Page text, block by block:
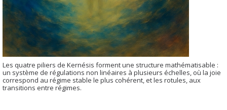
Les quatre piliers de Kernésis forment une structure mathématisable :
un système de régulations non linéaires à plusieurs échelles, où la joie
correspond au régime stable le plus cohérent, et les rotules, aux
transitions entre régimes.